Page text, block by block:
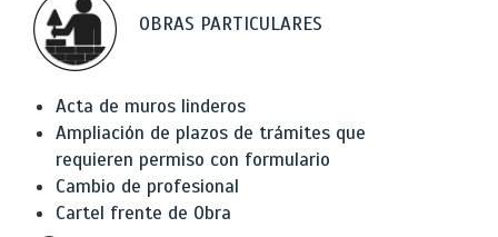
OBRAS PARTICULARES
Acta de muros linderos
Ampliación de plazos de trámites que
requieren permiso con formulario
Cambio de profesional
Cartel frente de Obra